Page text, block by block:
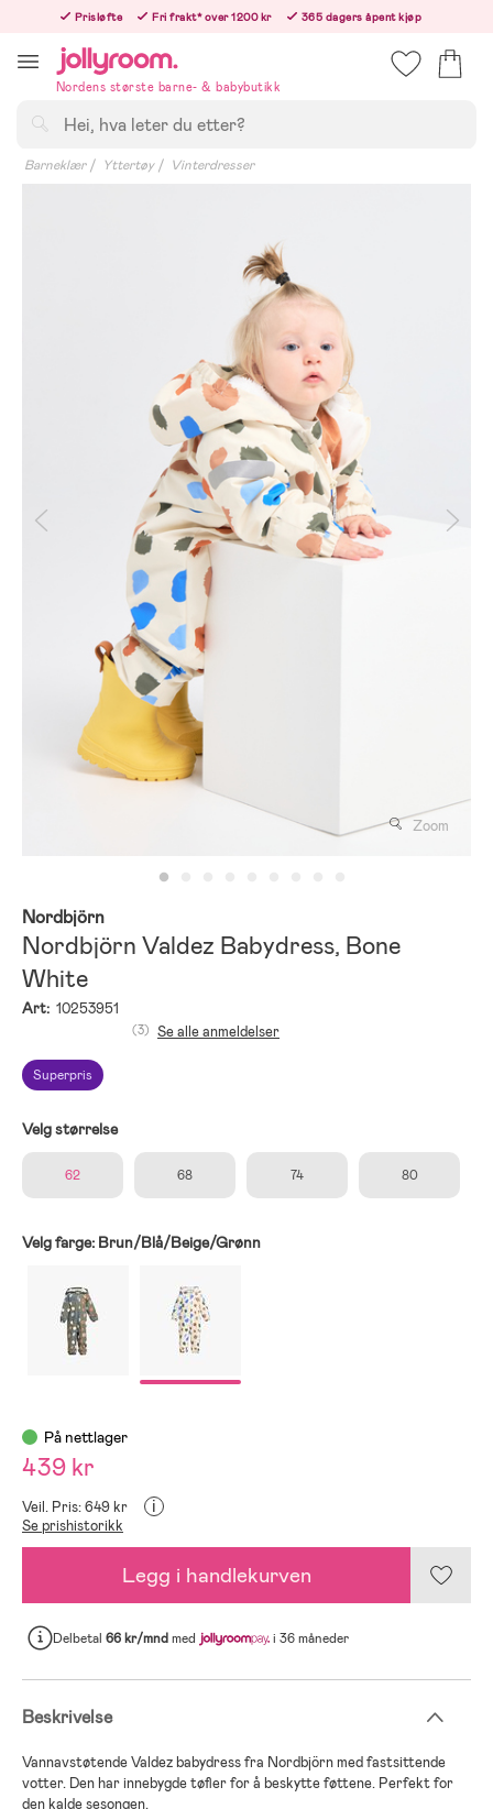
innehållet
Prisløfte Fri frakt* over 1200 kr
365 dagers åpent kjøp
Nordens største barne- & babybutikk
Barneklær Yttertøy Vinterdresser
Zoom
Nordbjörn
Nordbjörn Valdez Babydress, Bone
White
Art: 10253951
Superpris
(3) Se alle anmeldelser
Velg størrelse
62 68 74 80
Velg farge: Brun/Blå/Beige/Grønn
På nettlager
439 kr
Veil. Pris: 649 kr i
Se prishistorikk
Legg i handlekurven
Delbetal 66 kr/mndmed i 36 måneder
Beskrivelse
Vannavstøtende Valdez babydress fra Nordbjörn med fastsittende
votter. Den har innebygde tøfler for å beskytte føttene. Perfekt for
den kalde sesongen.